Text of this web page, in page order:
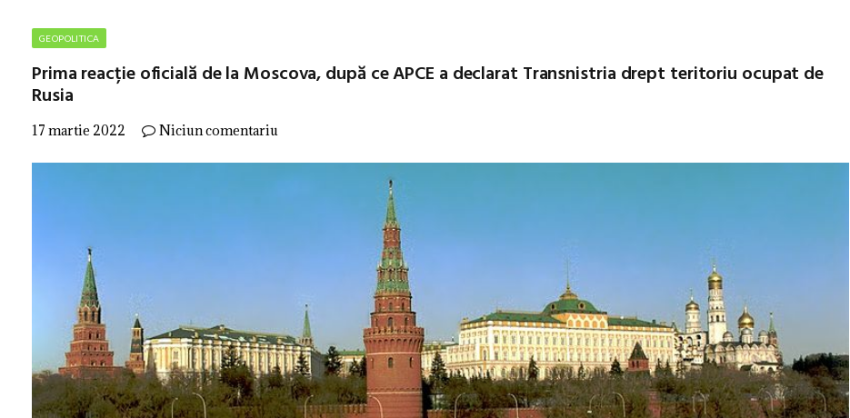
GEOPOLITICA
Prima reacție oficială de la Moscova, după ce APCE a declarat Transnistria drept teritoriu ocupat de
Rusia
17 martie 2022 Niciun comentariu